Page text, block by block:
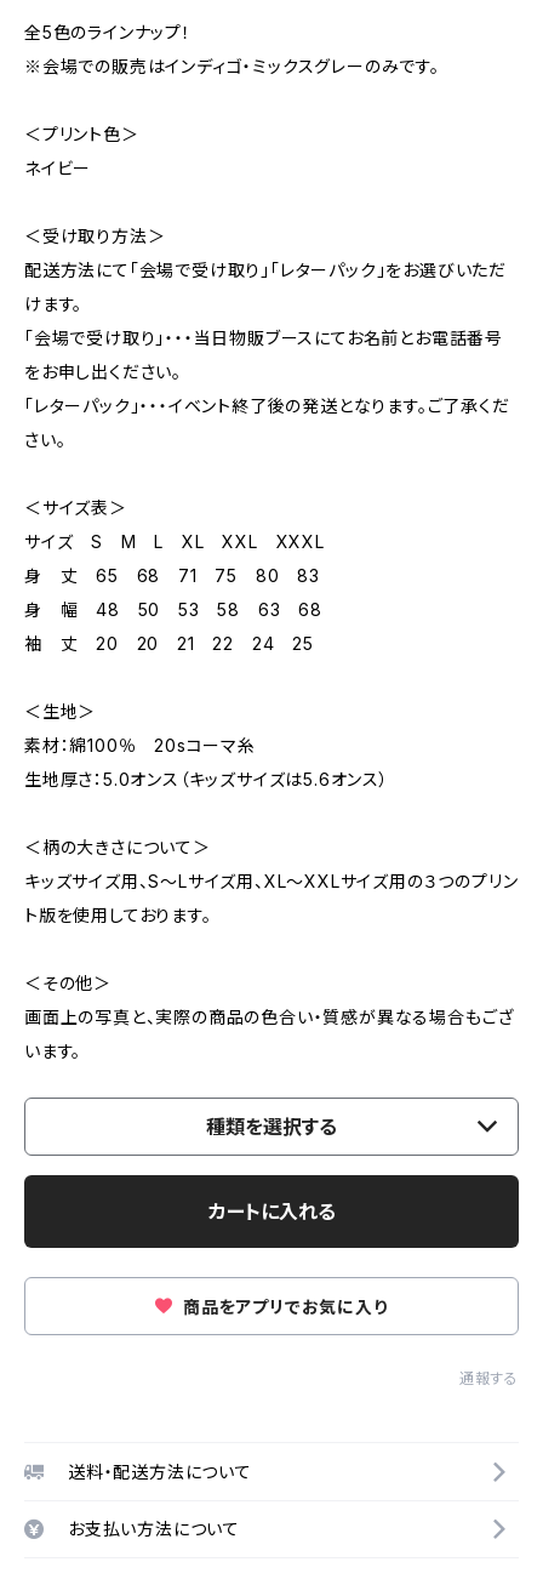
全5色のラインナップ！
※会場での販売はインディゴ・ミックスグレーのみです。
＜プリント色＞
ネイビー
＜受け取り方法＞
配送方法にて「会場で受け取り」「レターパック」をお選びいただ
けます。
「会場で受け取り」・・・当日物販ブースにてお名前とお電話番号
をお申し出ください。
「レターパック」・・・イベント終了後の発送となります。ご了承くだ
さい。
＜サイズ表＞
サイズ S M L XL XXL XXXL
身 丈 65 68 71 75 80 83
身 幅 48 50 53 58 63 68
袖 丈 20 20 21 22 24 25
＜生地＞
素材：綿100％ 20sコーマ糸
生地厚さ：5.0オンス（キッズサイズは5.6オンス）
＜柄の大きさについて＞
キッズサイズ用、S～Lサイズ用、XL～XXLサイズ用の３つのプリン
ト版を使用しております。
＜その他＞
画面上の写真と、実際の商品の色合い・質感が異なる場合もござ
います。
種類を選択する
カートに入れる
商品をアプリでお気に入り
通報する
送料・配送方法について
お支払い方法について